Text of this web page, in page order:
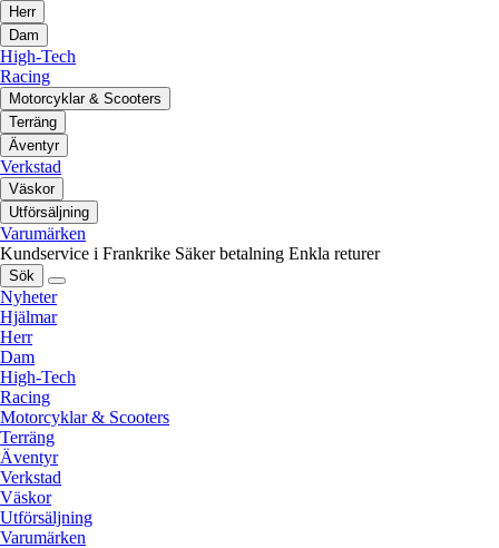
Herr
Dam
High-Tech
Racing
Motorcyklar & Scooters
Terräng
Äventyr
Verkstad
Väskor
Utförsäljning
Varumärken
Kundservice i Frankrike Säker betalning Enkla returer
Sök
Nyheter
Hjälmar
Herr
Dam
High-Tech
Racing
Motorcyklar & Scooters
Terräng
Äventyr
Verkstad
Väskor
Utförsäljning
Varumärken